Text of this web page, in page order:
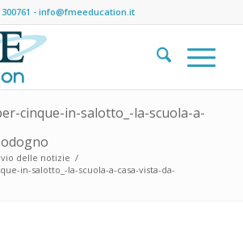
- info@fmeeducation.it
cinque-in-salotto_-la-scuola-a-
delle notizie /
in-salotto_-la-scuola-a-casa-vista-da-